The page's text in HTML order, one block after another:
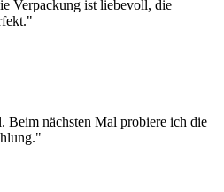
Verpackung ist liebevoll, die
"
Beim nächsten Mal probiere ich die
"